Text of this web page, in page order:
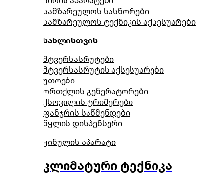
სამზარეულოს სასწორები
სამზარეულოს ტექნიკის აქსესუარები
სახლისთვის
მტვერსასრუტები
მტვერსასრუტის აქსესუარები
უთოები
ორთქლის გენერატორები
ქსოვილის ტრიმერები
ფანჯრის საწმენდები
წყლის დისპენსერი
ყინულის აპარატი
კლიმატური ტექნიკა